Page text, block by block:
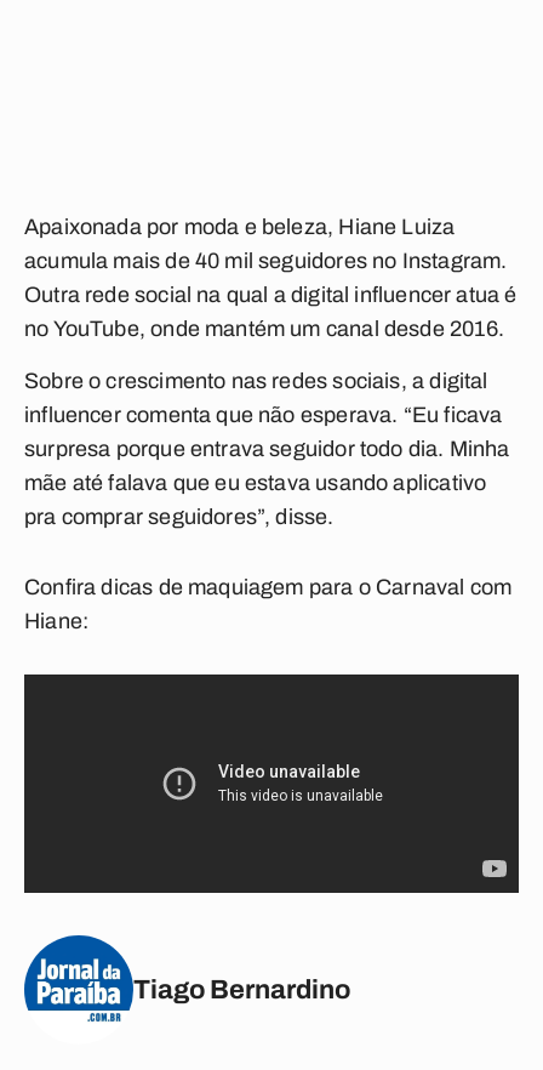
Apaixonada por moda e beleza, Hiane Luiza
acumula mais de 40 mil seguidores no Instagram.
Outra rede social na qual a digital influencer atua é
no YouTube, onde mantém um canal desde 2016.
Sobre o crescimento nas redes sociais, a digital
influencer comenta que não esperava. “Eu ficava
surpresa porque entrava seguidor todo dia. Minha
mãe até falava que eu estava usando aplicativo
pra comprar seguidores”, disse.
Confira dicas de maquiagem para o Carnaval com
Hiane:
Tiago Bernardino